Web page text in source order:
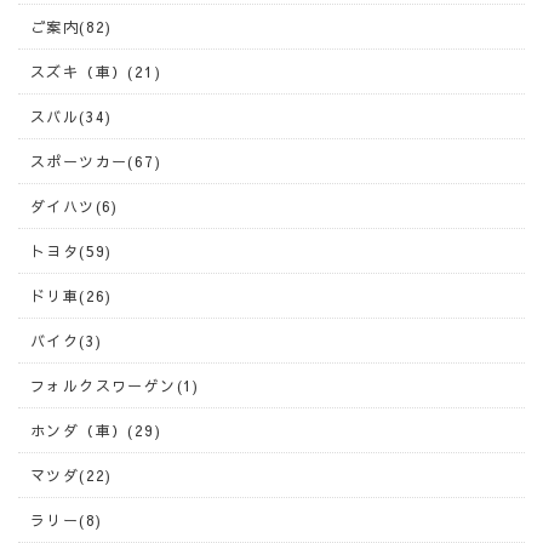
ご案内(82)
スズキ（車）(21)
スバル(34)
スポーツカー(67)
ダイハツ(6)
トヨタ(59)
ドリ車(26)
バイク(3)
フォルクスワーゲン(1)
ホンダ（車）(29)
マツダ(22)
ラリー(8)